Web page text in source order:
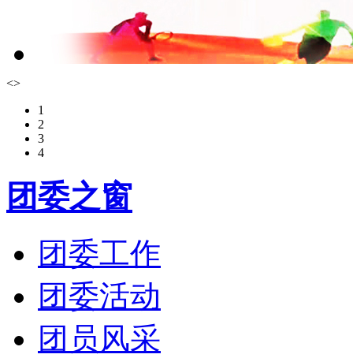
<>
1
2
3
4
团委之窗
团委工作
团委活动
团员风采